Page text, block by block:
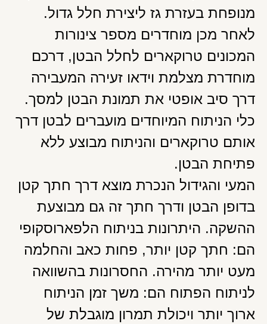
מנופחת בעזרת גז ליצירת חלל גדול.
לאחר מכן מוחדרים מספר צינורות
המכונים טרוקארים לחלל הבטן, דרכם
מוחדרת מצלמת וידאו זעירה המעבירה
דרך סיב אופטי את תמונת הבטן למסך.
כלי הניתוח המיוחדים מועברים לבטן דרך
אותם טרוקארים והניתוח מבוצע ללא
פתיחת הבטן.
המעי והגידול הנכרת מוצא דרך חתך קטן
בדופן הבטן ודרך חתך זה גם מבוצעת
ההשקה. היתרונות בניתוח הלפארוסקופי
הם: חתך קטן יותר, פחות כאב והחלמה
מעט יותר מהירה. החסרונות בהשוואה
לניתוח הפתוח הם: משך זמן הניתוח
ארוך יותר ויכולת תמרון מוגבלת של